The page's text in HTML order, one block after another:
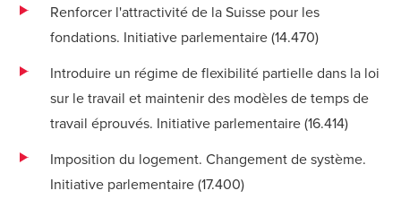
Renforcer l'attractivité de la Suisse pour les
fondations. Initiative parlementaire (14.470)
Introduire un régime de flexibilité partielle dans la loi
sur le travail et maintenir des modèles de temps de
travail éprouvés. Initiative parlementaire (16.414)
Imposition du logement. Changement de système.
Initiative parlementaire (17.400)